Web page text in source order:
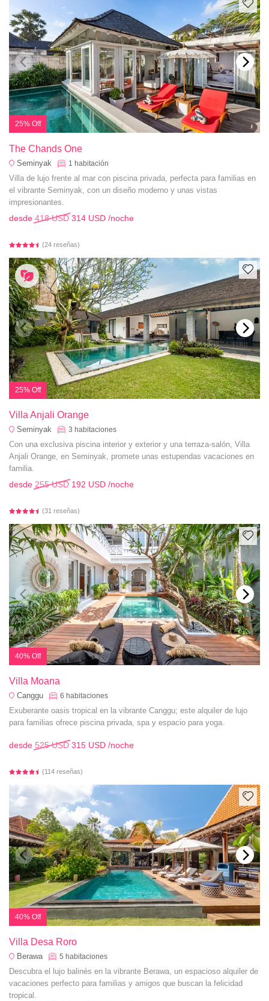
25% Off
The Chands One
Seminyak 1 habitación
Villa de lujo frente al mar con piscina privada, perfecta para familias en
el vibrante Seminyak, con un diseño moderno y unas vistas
impresionantes.
desde 418 USD 314 USD /noche
(24 reseñas)
25% Off
Villa Anjali Orange
Seminyak 3 habitaciones
Con una exclusiva piscina interior y exterior y una terraza-salón, Villa
Anjali Orange, en Seminyak, promete unas estupendas vacaciones en
familia.
desde 255 USD 192 USD /noche
(31 reseñas)
40% Off
Villa Moana
Canggu 6 habitaciones
Exuberante oasis tropical en la vibrante Canggu; este alquiler de lujo
para familias ofrece piscina privada, spa y espacio para yoga.
desde 525 USD 315 USD /noche
(114 reseñas)
40% Off
Villa Desa Roro
Berawa 5 habitaciones
Descubra el lujo balinés en la vibrante Berawa, un espacioso alquiler de
vacaciones perfecto para familias y amigos que buscan la felicidad
tropical.